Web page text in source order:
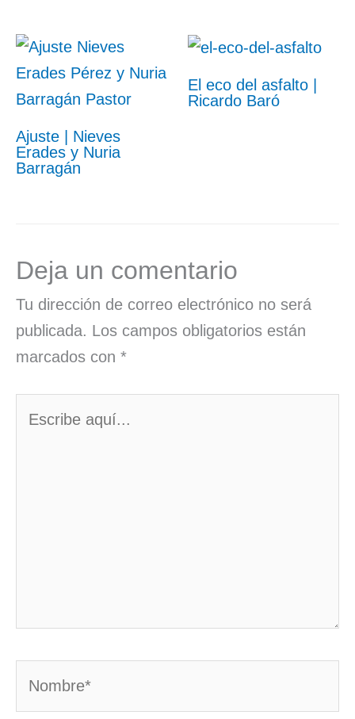
Ajuste | Nieves
Erades y Nuria
Barragán
El eco del asfalto |
Ricardo Baró
Deja un comentario
Tu dirección de correo electrónico no será
publicada. Los campos obligatorios están
marcados con *